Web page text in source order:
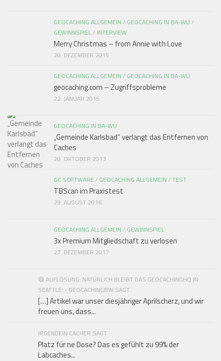
GEOCACHING ALLGEMEIN / GEOCACHING IN BA-WÜ /
GEWINNSPIEL/ INTERVIEW
Merry Christmas – from Annie with Love
20. DEZEMBER 2015
GEOCACHING ALLGEMEIN / GEOCACHING IN BA-WÜ
geocaching.com – Zugriffsprobleme
22. JANUAR 2015
GEOCACHING IN BA-WÜ
„Gemeinde Karlsbad“ verlangt das Entfernen von
Caches
20. OKTOBER 2013
GC SOFTWARE / GEOCACHING ALLGEMEIN /TEST
TBScan im Praxistest
29. AUGUST 2016
GEOCACHING ALLGEMEIN / GEWINNSPIEL
3x Premium Mitgliedschaft zu verlosen
27. DEZEMBER 2017
😄 AUFLÖSUNG: NATÜRLICH BLEIBT DAS GEOCACHINGHQ IN
SEATTLE! - GEOCACHINGBW SAGT:
[…] Artikel war unser diesjähriger Aprilscherz, und wir
freuen uns, dass...
IRGENDEIN CACHER SAGT:
Platz für ne Dose? Das es gefühlt zu 99% der
Labcaches...